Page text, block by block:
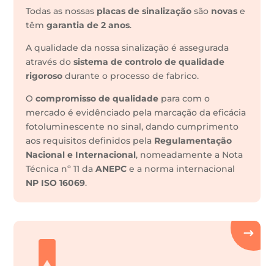
Todas as nossas placas de sinalização são novas e
têmgarantia de 2 anos.
A qualidade da nossa sinalização é assegurada
através dosistema de controlo de qualidade
rigoroso durante o processo de fabrico.
Ocompromisso de qualidade para com o
mercado é evidênciado pela marcação da eficácia
fotoluminescente no sinal, dando cumprimento
aos requisitos definidos pela Regulamentação
Nacional e Internacional, nomeadamente a Nota
Técnica nº 11 daANEPC e a norma internacional
NP ISO 16069.